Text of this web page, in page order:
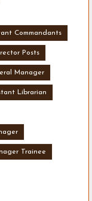
Commandants
Posts
Manager
Librarian
Trainee